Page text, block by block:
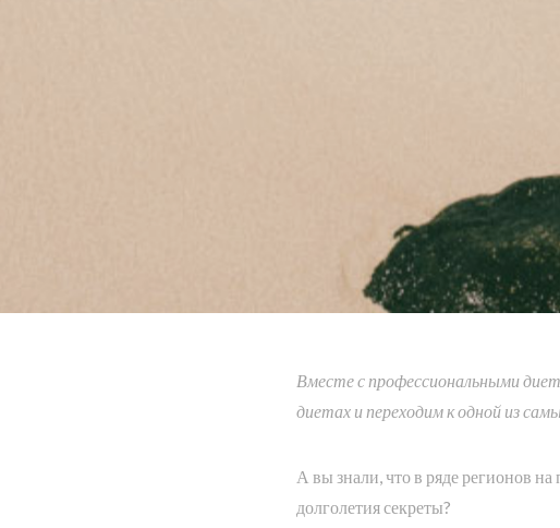
Вместе с профессиональными
диетах и переходим к одной из
А вы знали, что в ряде регионов
долголетия секреты?